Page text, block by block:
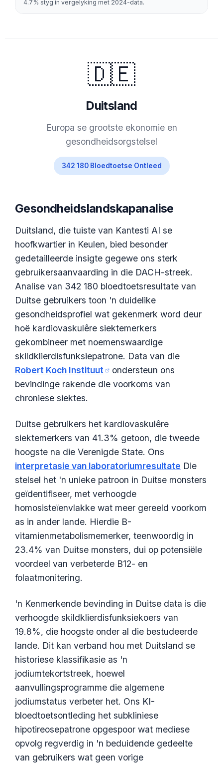
4.7% styg in vergelyking met 2024-data.
🇩🇪
Duitsland
Europa se grootste ekonomie en
gesondheidsorgstelsel
342 180 Bloedtoetse Ontleed
Gesondheidslandskapanalise
Duitsland, die tuiste van Kantesti AI se
hoofkwartier in Keulen, bied besonder
gedetailleerde insigte gegewe ons sterk
gebruikersaanvaarding in die DACH-streek.
Analise van 342 180 bloedtoetsresultate van
Duitse gebruikers toon 'n duidelike
gesondheidsprofiel wat gekenmerk word deur
hoë kardiovaskulêre siektemerkers
gekombineer met noemenswaardige
skildklierdisfunksiepatrone. Data van die
Robert Koch Instituut
ondersteun ons
bevindinge rakende die voorkoms van
chroniese siektes.
Duitse gebruikers het kardiovaskulêre
siektemerkers van 41.3% getoon, die tweede
hoogste na die Verenigde State. Ons
interpretasie van laboratoriumresultate Die
stelsel het 'n unieke patroon in Duitse monsters
geïdentifiseer, met verhoogde
homosisteïenvlakke wat meer gereeld voorkom
as in ander lande. Hierdie B-
vitamienmetabolismemerker, teenwoordig in
23.4% van Duitse monsters, dui op potensiële
voordeel van verbeterde B12- en
folaatmonitering.
'n Kenmerkende bevinding in Duitse data is die
verhoogde skildklierdisfunksiekoers van
19.8%, die hoogste onder al die bestudeerde
lande. Dit kan verband hou met Duitsland se
historiese klassifikasie as 'n
jodiumtekortstreek, hoewel
aanvullingsprogramme die algemene
jodiumstatus verbeter het. Ons KI-
bloedtoetsontleding het subkliniese
hipotireosepatrone opgespoor wat mediese
opvolg regverdig in 'n beduidende gedeelte
van gebruikers wat geen vorige
සිංහල
Galego
Latviešu valoda
Македонски јазик
Euskara
Gàidhlig
Occitan
العربية المغربية
Монгол
Basa Jawa
ئۇيغۇرچە
Кыргызча
Татар теле
Беларуская мова
Esperanto
Frysk
Ślōnskŏ gŏdka
Norsk bokmål